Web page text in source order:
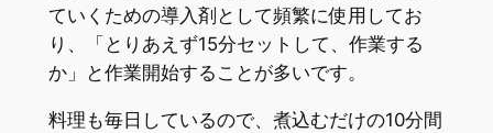
ていくための導入剤として頻繁に使用してお
り、「とりあえず15分セットして、作業する
か」と作業開始することが多いです。
料理も毎日しているので、煮込むだけの10分間